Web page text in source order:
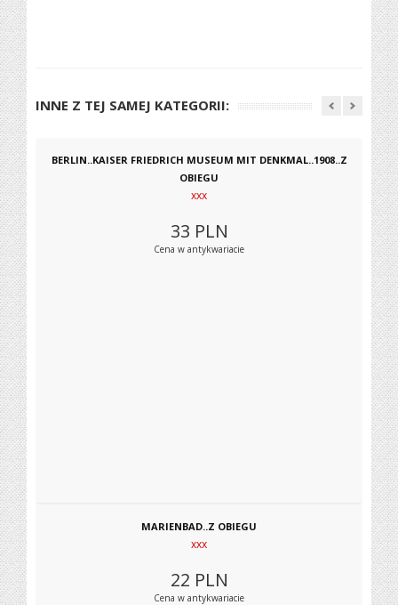
INNE Z TEJ SAMEJ KATEGORII:
BERLIN..KAISER FRIEDRICH MUSEUM MIT DENKMAL..1908..Z
OBIEGU
xxx
33 PLN
Cena w antykwariacie
MARIENBAD..Z OBIEGU
xxx
22 PLN
Cena w antykwariacie